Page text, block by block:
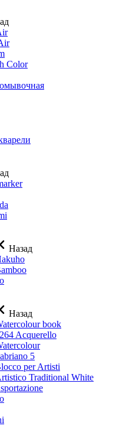
Color
Назад
Назад
book
Acquerello
5
per Artisti
Traditional White